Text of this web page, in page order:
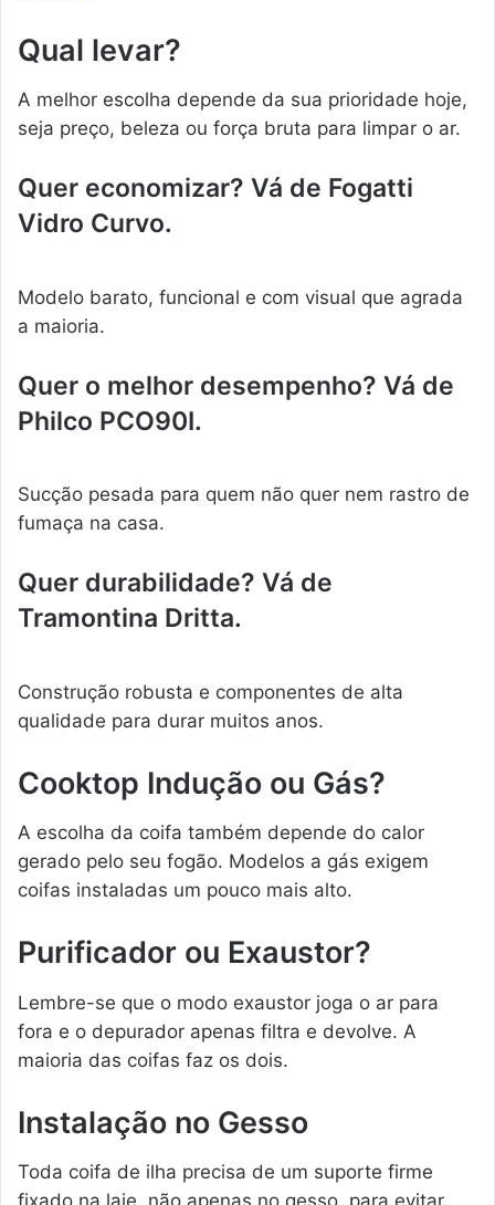
Qual levar?
A melhor escolha depende da sua prioridade hoje,
seja preço, beleza ou força bruta para limpar o ar.
Quer economizar? Vá de Fogatti
Vidro Curvo.
Modelo barato, funcional e com visual que agrada
a maioria.
Quer o melhor desempenho? Vá de
Philco PCO90I.
Sucção pesada para quem não quer nem rastro de
fumaça na casa.
Quer durabilidade? Vá de
Tramontina Dritta.
Construção robusta e componentes de alta
qualidade para durar muitos anos.
Cooktop Indução ou Gás?
A escolha da coifa também depende do calor
gerado pelo seu fogão. Modelos a gás exigem
coifas instaladas um pouco mais alto.
Purificador ou Exaustor?
Lembre-se que o modo exaustor joga o ar para
fora e o depurador apenas filtra e devolve. A
maioria das coifas faz os dois.
Instalação no Gesso
Toda coifa de ilha precisa de um suporte firme